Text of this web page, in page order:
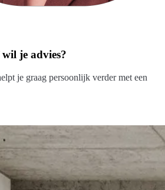
je advies?
je graag persoonlijk verder met een